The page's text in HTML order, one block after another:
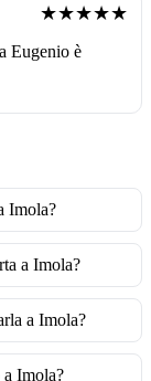
★★★★★
Eugenio è
Imola?
a Imola?
a Imola?
Imola?